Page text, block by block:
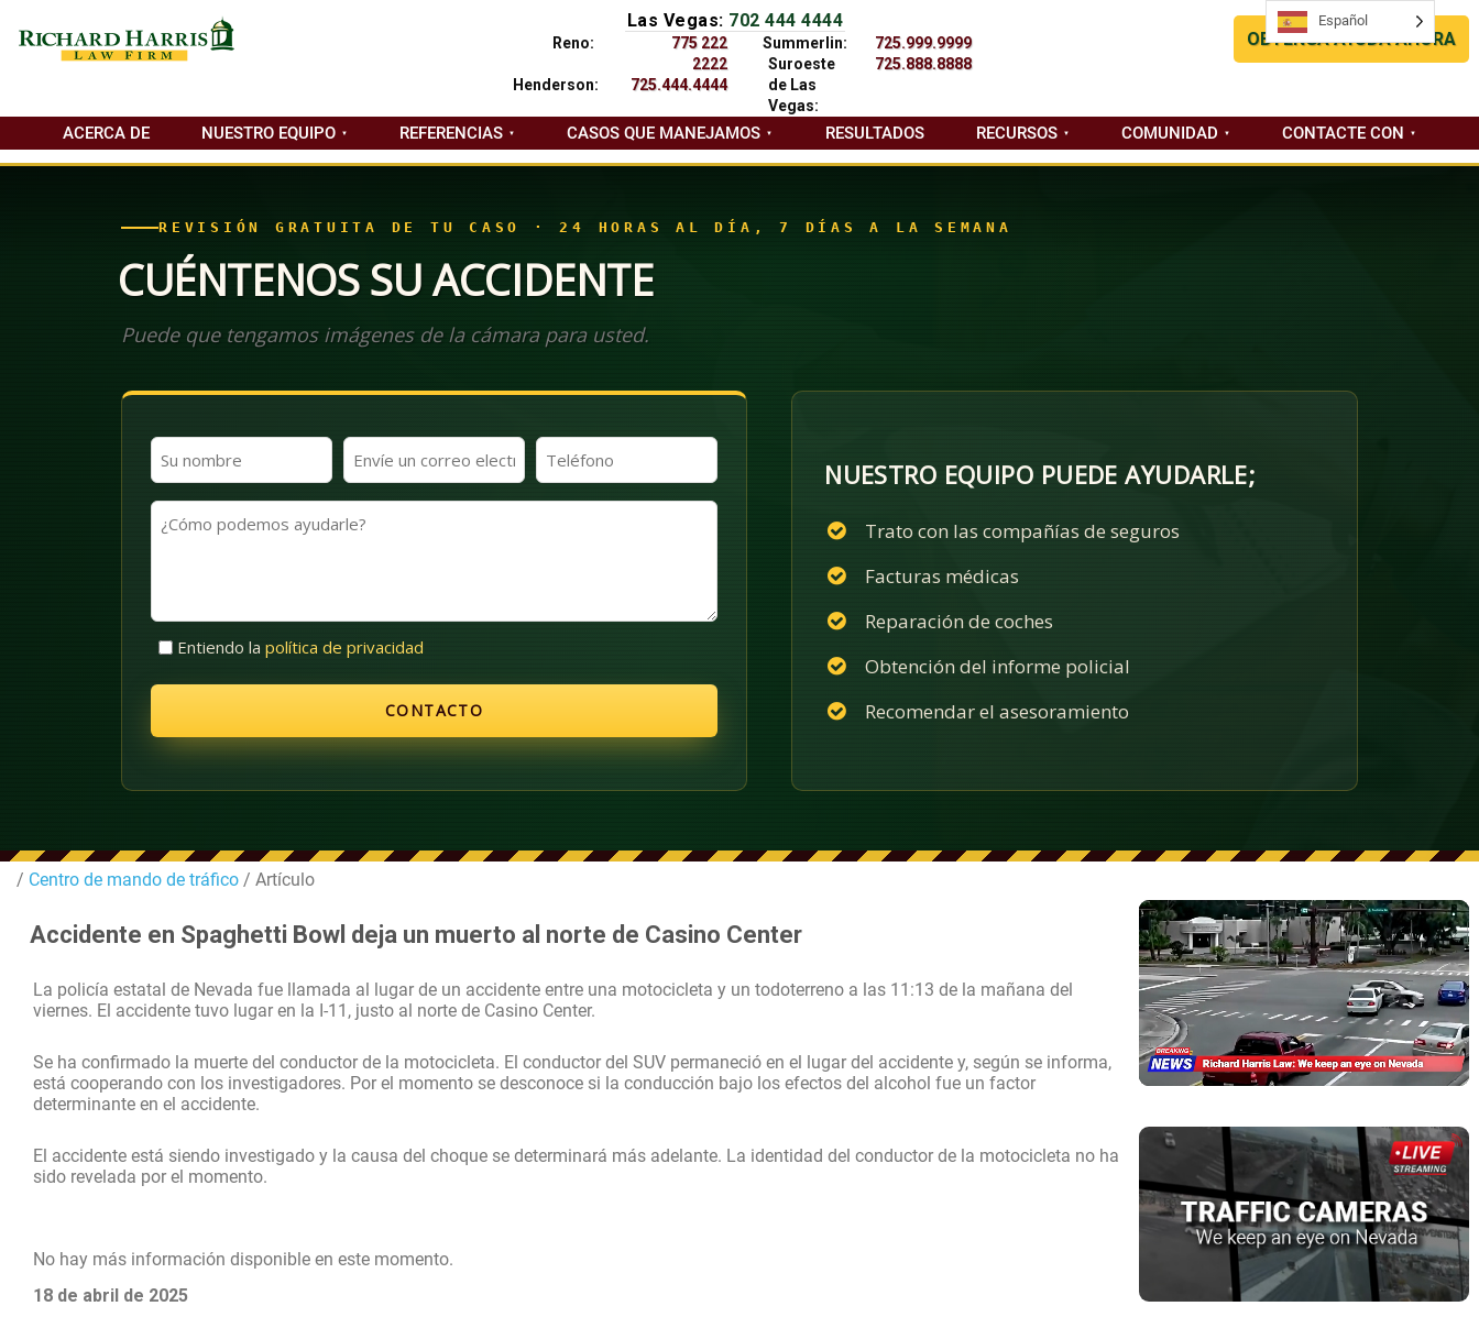
Las Vegas: 702 444 4444
Reno:
775 222
2222
Henderson:
725.444.4444
Summerlin:
725.999.9999
Suroeste
de Las
Vegas:
725.888.8888
OBTENGA AYUDA AHORA
ACERCA DE NUESTRO EQUIPO REFERENCIAS CASOS QUE MANEJAMOS RESULTADOS RECURSOS COMUNIDAD CONTACTE CON
REVISIÓN GRATUITA DE TU CASO · 24 HORAS AL DÍA, 7 DÍAS A LA SEMANA
CUÉNTENOS SU ACCIDENTE
Puede que tengamos imágenes de la cámara para usted.
Nombre
y
apellidos
(Obligatorio)
Correo
electrónico
(Obligatorio)
Teléfono
(Obligatorio)
¿Cómo
podemos
SinEntiendo la política de privacidad
NUESTRO EQUIPO PUEDE AYUDARLE;
Trato con las compañías de seguros
Facturas médicas
Reparación de coches
Obtención del informe policial
Recomendar el asesoramiento
/ Centro de mando de tráfico / Artículo
Accidente en Spaghetti Bowl deja un muerto al norte de Casino Center
La policía estatal de Nevada fue llamada al lugar de un accidente entre una motocicleta y un todoterreno a las 11:13 de la mañana del
viernes. El accidente tuvo lugar en la I-11, justo al norte de Casino Center.
Se ha confirmado la muerte del conductor de la motocicleta. El conductor del SUV permaneció en el lugar del accidente y, según se informa,
está cooperando con los investigadores. Por el momento se desconoce si la conducción bajo los efectos del alcohol fue un factor
determinante en el accidente.
El accidente está siendo investigado y la causa del choque se determinará más adelante. La identidad del conductor de la motocicleta no ha
sido revelada por el momento.
No hay más información disponible en este momento.
18 de abril de 2025
Español
Español